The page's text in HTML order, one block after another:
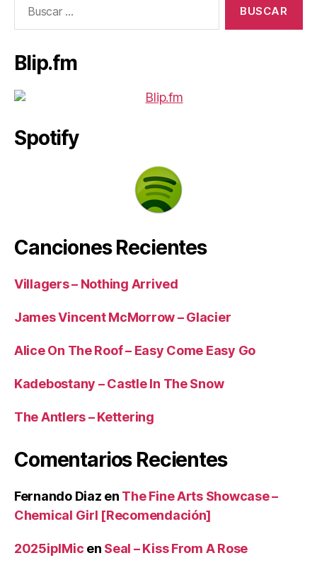
Blip.fm
Spotify
Canciones Recientes
Villagers – Nothing Arrived
James Vincent McMorrow – Glacier
Alice On The Roof – Easy Come Easy Go
Kadebostany – Castle In The Snow
The Antlers – Kettering
Comentarios Recientes
Fernando Diaz en The Fine Arts Showcase –
Chemical Girl [Recomendación]
2025iplMic en Seal – Kiss From A Rose